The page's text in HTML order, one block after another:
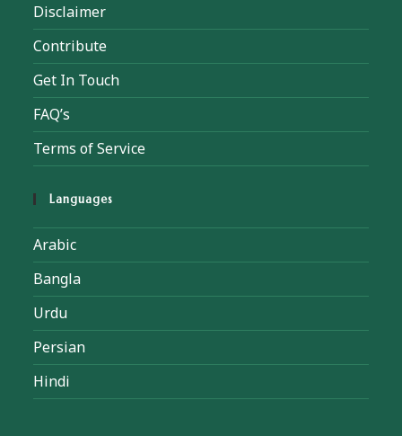
Disclaimer
Contribute
Get In Touch
FAQ’s
Terms of Service
Languages
Arabic
Bangla
Urdu
Persian
Hindi